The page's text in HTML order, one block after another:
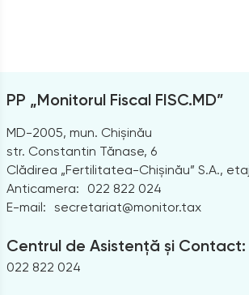
PP „Monitorul Fiscal FISC.MD”
MD-2005, mun. Chișinău
str. Constantin Tănase, 6
Clădirea „Fertilitatea-Chișinău” S.A.,
Anticamera:
022 822 024
E-mail: secretariat@monitor.tax
Centrul de Asistență și Contact:
022 822 024